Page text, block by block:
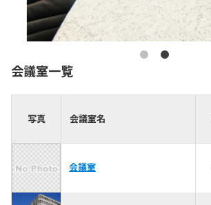
会議室一覧
写真 会議室名
会議室